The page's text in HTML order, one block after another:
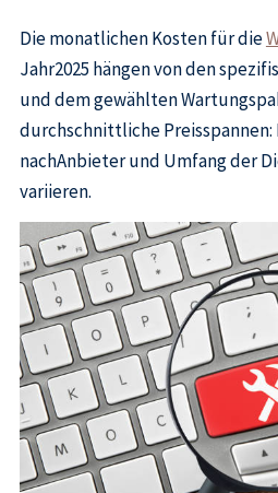
Die monatlichen Kosten für die
Jahr2025 hängen von den
und dem gewählten
durchschnittliche Preisspannen:
nachAnbieter und Umfang der
variieren.